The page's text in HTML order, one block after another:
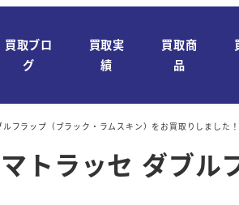
買取ブロ
グ
買取実
績
買取商
品
フラップ（ブラック・ラムスキン）をお買取りしました！
トラッセ ダブ